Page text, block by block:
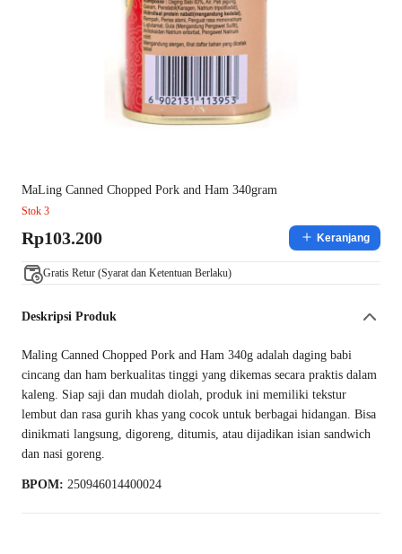
MaLing Canned Chopped Pork and Ham 340gram
Stok 3
Rp103.200 Keranjang
Gratis Retur (Syarat dan Ketentuan Berlaku)
Deskripsi Produk
Maling Canned Chopped Pork and Ham 340g adalah daging babi
cincang dan ham berkualitas tinggi yang dikemas secara praktis dalam
kaleng. Siap saji dan mudah diolah, produk ini memiliki tekstur
lembut dan rasa gurih khas yang cocok untuk berbagai hidangan. Bisa
dinikmati langsung, digoreng, ditumis, atau dijadikan isian sandwich
dan nasi goreng.
BPOM: 250946014400024